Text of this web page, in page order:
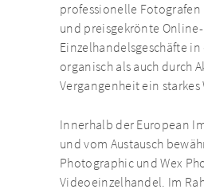
professionelle Fotografen
und preisgekrönte Online-
Einzelhandelsgeschäfte
organisch als auch durch
Vergangenheit ein starkes
Innerhalb der European
und vom Austausch
Photographic und Wex
Videoeinzelhandel. Im